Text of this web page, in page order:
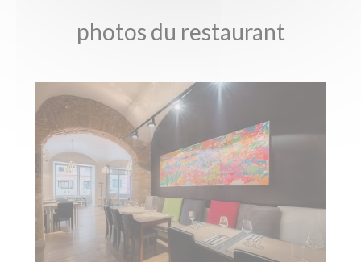
photos du restaurant